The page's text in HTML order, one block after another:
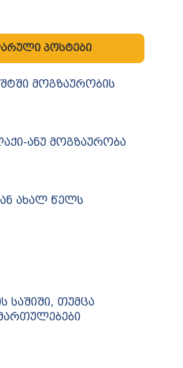
პოსტები
მოგზაურობის
ანუ მოგზაურობა
ახალ წელს
საშიში, თუმცა